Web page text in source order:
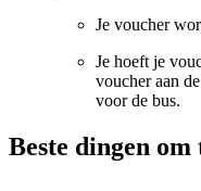
Je voucher
Je hoeft je
voucher aan
voor de bus.
Beste dingen